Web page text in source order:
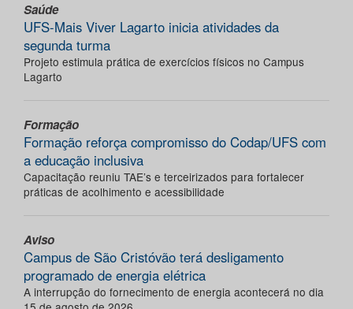
Saúde
UFS-Mais Viver Lagarto inicia atividades da
segunda turma
Projeto estimula prática de exercícios físicos no Campus
Lagarto
Formação
Formação reforça compromisso do Codap/UFS com
a educação inclusiva
Capacitação reuniu TAE’s e terceirizados para fortalecer
práticas de acolhimento e acessibilidade
Aviso
Campus de São Cristóvão terá desligamento
programado de energia elétrica
A interrupção do fornecimento de energia acontecerá no dia